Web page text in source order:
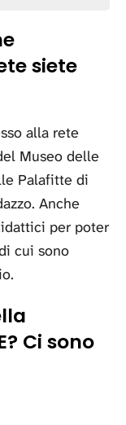
siete
alla rete
Museo delle
Palafitte di
Anche
per poter
cui sono
Ci sono